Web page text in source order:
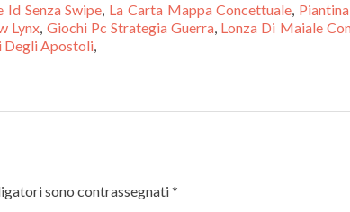
Id Senza Swipe, La Carta Mappa Concettuale,
Lynx, Giochi Pc Strategia Guerra, Lonza Di Maiale
Degli Apostoli,
sono contrassegnati*